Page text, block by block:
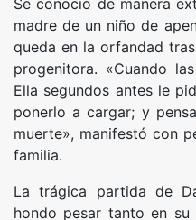
madre de un niño de
queda en la orfandad
progenitora. «Cuando
Ella segundos antes le
ponerlo a cargar; y
muerte», manifestó con
familia.
La trágica partida de
hondo pesar tanto en